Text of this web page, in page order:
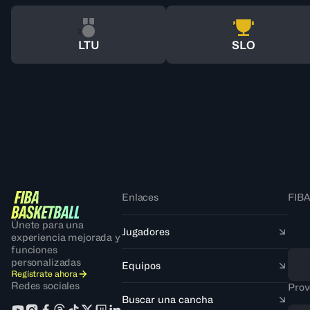
1
SLO
LTU
Únete para una
experiencia mejorada y
funciones
personalizadas
Regístrate ahora
Redes sociales
Enlaces
Jugadores
Equipos
Buscar una cancha